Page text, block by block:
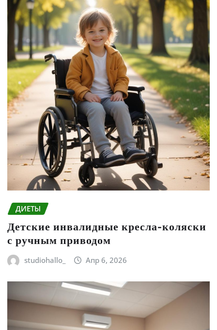
ДИЕТЫ
Детские инвалидные кресла-коляски
с ручным приводом
studiohallo_ Апр 6, 2026